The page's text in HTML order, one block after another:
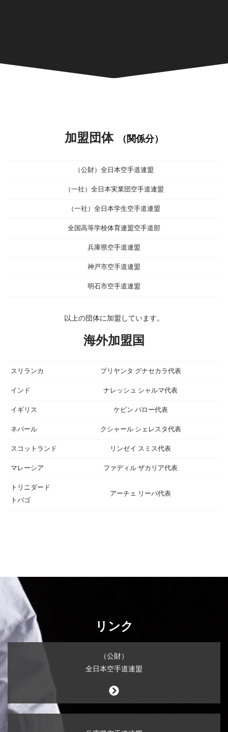
加盟団体 （関係分）
（公財）全日本空手道連盟
（一社）全日本実業団空手道連盟
（一社）全日本学生空手道連盟
全国高等学校体育連盟空手道部
兵庫県空手道連盟
神戸市空手道連盟
明石市空手道連盟
以上の団体に加盟しています。
海外加盟国
スリランカ プリヤンタ グナセカラ代表
インド ナレッシュ シャルマ代表
イギリス ケビン バロー代表
ネパール クシャール シェレスタ代表
スコットランド リンゼイ スミス代表
マレーシア ファディル ザカリア代表
トリニダード
トバゴ
アーチェ リーバ代表
リンク
（公財）
全日本空手道連盟